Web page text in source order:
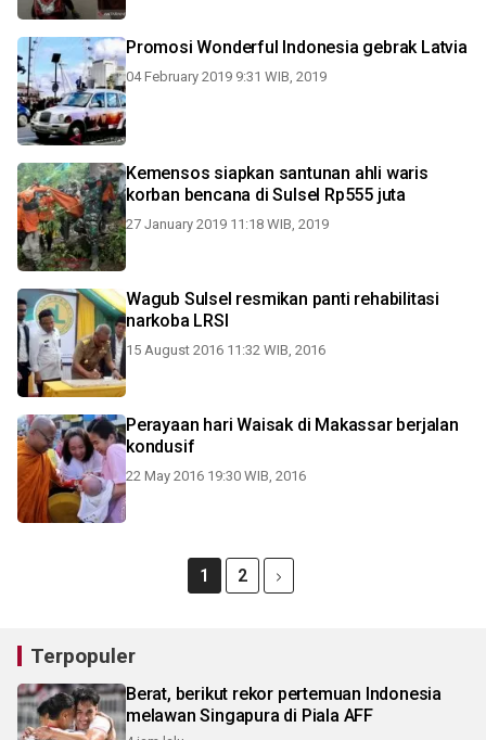
Promosi Wonderful Indonesia gebrak Latvia
04 February 2019 9:31 WIB, 2019
Kemensos siapkan santunan ahli waris
korban bencana di Sulsel Rp555 juta
27 January 2019 11:18 WIB, 2019
Wagub Sulsel resmikan panti rehabilitasi
narkoba LRSI
15 August 2016 11:32 WIB, 2016
Perayaan hari Waisak di Makassar berjalan
kondusif
22 May 2016 19:30 WIB, 2016
1 2
Terpopuler
Berat, berikut rekor pertemuan Indonesia
melawan Singapura di Piala AFF